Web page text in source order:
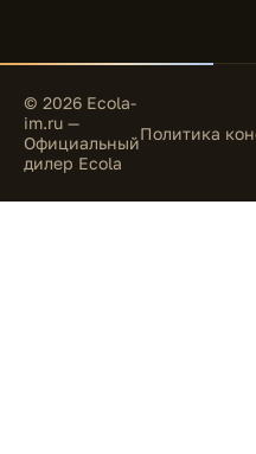
© 2026 Ecola-
im.ru —
Официальный
дилер Ecola
Политика